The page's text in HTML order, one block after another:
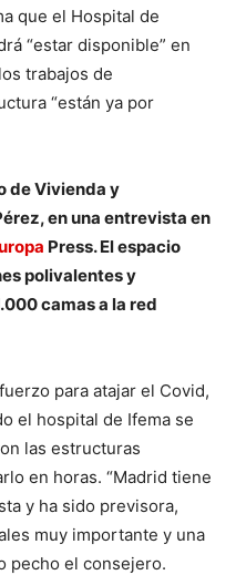
que el Hospital de
“estar disponible” en
trabajos de
“están ya por
de Vivienda y
en una entrevista en
Press. El espacio
polivalentes y
camas a la red
para atajar el Covid,
el hospital de Ifema se
las estructuras
en horas. “Madrid tiene
y ha sido previsora,
muy importante y una
pecho el consejero.